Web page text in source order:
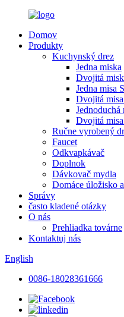
Domov
Produkty
Kuchynský drez
Jedna miska
Dvojitá
Jedna misa
Dvojitá
Dvojitá
Ručne vyrobený
Faucet
Odkvapkávač
Doplnok
Dávkovač mydla
Domáce úložisko
Správy
často kladené otázky
O nás
Prehliadka továrne
Kontaktuj nás
English
0086-18028361666